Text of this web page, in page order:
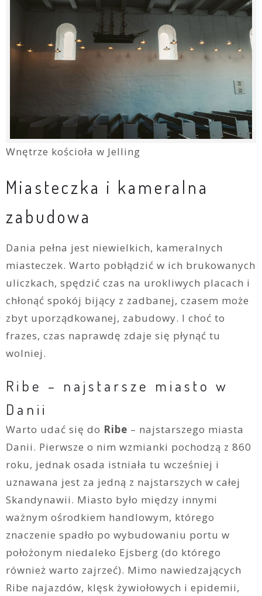
Wnętrze kościoła w Jelling
Miasteczka i kameralna
zabudowa
Dania pełna jest niewielkich, kameralnych
miasteczek. Warto pobłądzić w ich brukowanych
uliczkach, spędzić czas na urokliwych placach i
chłonąć spokój bijący z zadbanej, czasem może
zbyt uporządkowanej, zabudowy. I choć to
frazes, czas naprawdę zdaje się płynąć tu
wolniej.
Ribe – najstarsze miasto w
Danii
Warto udać się do Ribe – najstarszego miasta
Danii. Pierwsze o nim wzmianki pochodzą z 860
roku, jednak osada istniała tu wcześniej i
uznawana jest za jedną z najstarszych w całej
Skandynawii. Miasto było między innymi
ważnym ośrodkiem handlowym, którego
znaczenie spadło po wybudowaniu portu w
położonym niedaleko Ejsberg (do którego
również warto zajrzeć). Mimo nawiedzających
Ribe najazdów, klęsk żywiołowych i epidemii,